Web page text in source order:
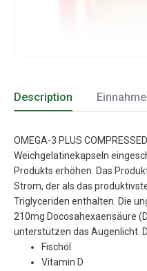
Description
OMEGA-3 PLUS
Weichgelatinekapseln
Produkts erhöhen. Das
Strom, der als das
Triglyceriden enthalten. Die
210mg Docosahexaensäure
unterstützen das Augenlicht.
Fischöl
Vitamin D